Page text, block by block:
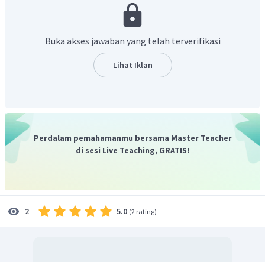
Maka genotip jantan yang disilangkan adalah OOWw
Buka akses jawaban yang telah terverifikasi
Lihat Iklan
Perdalam pemahamanmu bersama Master Teacher
di sesi Live Teaching, GRATIS!
2 5.0 (2 rating)